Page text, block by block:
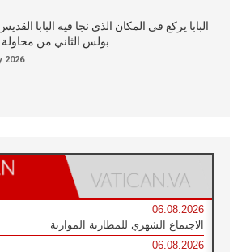
البابا يركع في المكان الذي نجا فيه البابا
بولس الثاني من محاولة
2026
06.08.2026
الاجتماع الشهري للمطارنة الموارنة
06.08.2026